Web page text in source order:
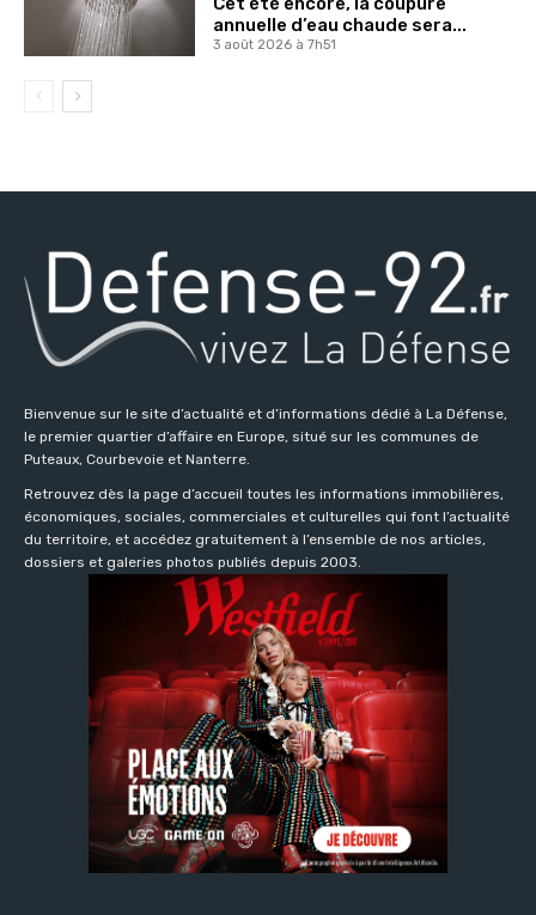
annuelle d’eau chaude sera...
3 août 2026 à 7h51
Bienvenue sur le site d’actualité et d’informations dédié à La Défense,
le premier quartier d’affaire en Europe, situé sur les communes de
Puteaux, Courbevoie et Nanterre.
Retrouvez dès la page d’accueil toutes les informations immobilières,
économiques, sociales, commerciales et culturelles qui font l’actualité
du territoire, et accédez gratuitement à l’ensemble de nos articles,
dossiers et galeries photos publiés depuis 2003.